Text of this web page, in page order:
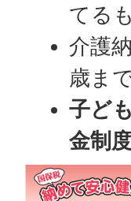
てる
介護
歳ま
子ど
金制